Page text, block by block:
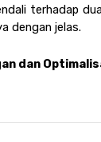
terhadap
dengan jelas.
dan